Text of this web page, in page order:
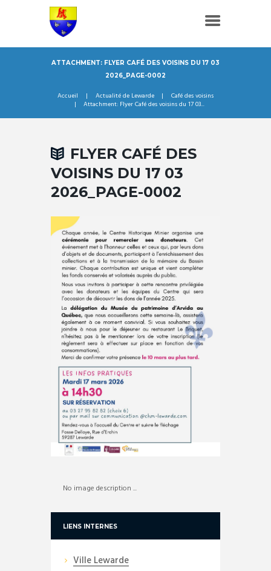
ATTACHMENT: FLYER CAFÉ DES VOISINS DU 17 03
2026_PAGE-0002
Accueil Actualité de Lewarde
Café des voisins
Attachment: Flyer Café des voisins du 17 03...
FLYER CAFÉ DES
VOISINS DU 17 03
2026_PAGE-0002
No image description ...
LIENS INTERNES
Ville Lewarde